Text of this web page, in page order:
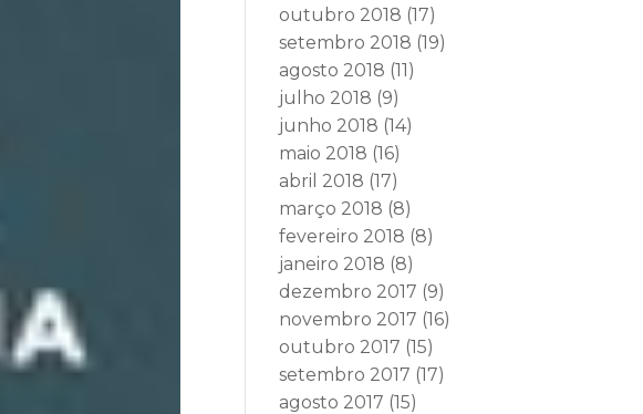
outubro 2018 (17)
setembro 2018 (19)
agosto 2018 (11)
julho 2018 (9)
junho 2018 (14)
maio 2018 (16)
abril 2018 (17)
março 2018 (8)
fevereiro 2018 (8)
janeiro 2018 (8)
dezembro 2017 (9)
novembro 2017 (16)
outubro 2017 (15)
setembro 2017 (17)
agosto 2017 (15)